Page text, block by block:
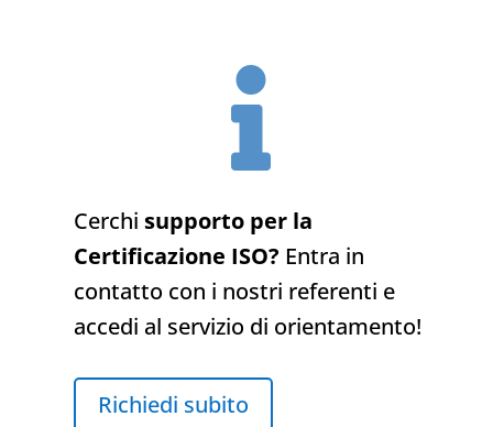

Cerchi supporto per la
Certificazione ISO? Entra in
contatto con i nostri referenti e
accedi al servizio di orientamento!
Richiedi subito